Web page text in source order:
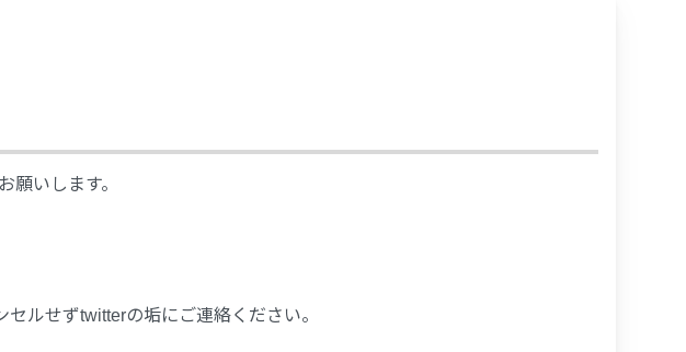
願いします。
ルせずtwitterの垢にご連絡ください。